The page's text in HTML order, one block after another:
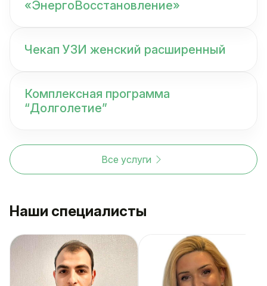
«ЭнергоВосстановление»
Чекап УЗИ женский расширенный
Комплексная программа
“Долголетие”
Все услуги
Наши специалисты